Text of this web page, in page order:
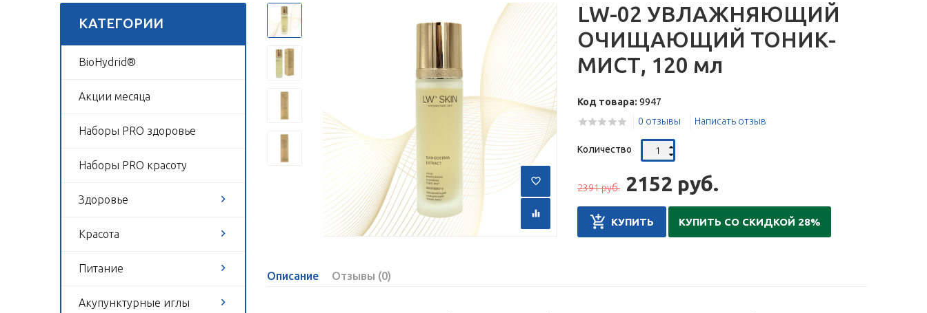
КАТЕГОРИИ
BioHydrid®
Акции месяца
Наборы PRO здоровье
Наборы PRO красоту
Здоровье
Красота
Питание
Акупунктурные иглы
LW-02 УВЛАЖНЯЮЩИЙ
ОЧИЩАЮЩИЙ ТОНИК-
МИСТ, 120 мл
Код товара: 9947
0 отзывы
Написать отзыв
Количество
2391 руб. 2152 руб.
КУПИТЬ КУПИТЬ СО СКИДКОЙ 28%
Описание Отзывы (0)